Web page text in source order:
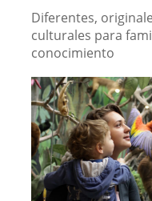
Diferentes,
culturales para
conocimiento